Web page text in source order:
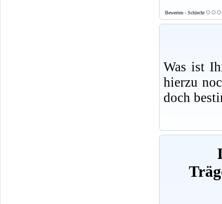
Bewerten - Schlecht
Was ist
hierzu
doch